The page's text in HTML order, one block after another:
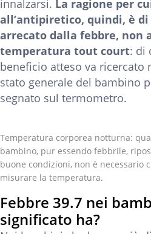
innalzarsi. La ragione per
all’antipiretico, quindi, è
arrecato dalla febbre, non
temperatura tout court: di
beneficio atteso va
stato generale del bambino
segnato sul termometro.
Temperatura corporea notturna:
bambino, pur essendo febbrile,
buone condizioni, non è necessario
misurare la temperatura.
Febbre 39.7 nei
significato ha?